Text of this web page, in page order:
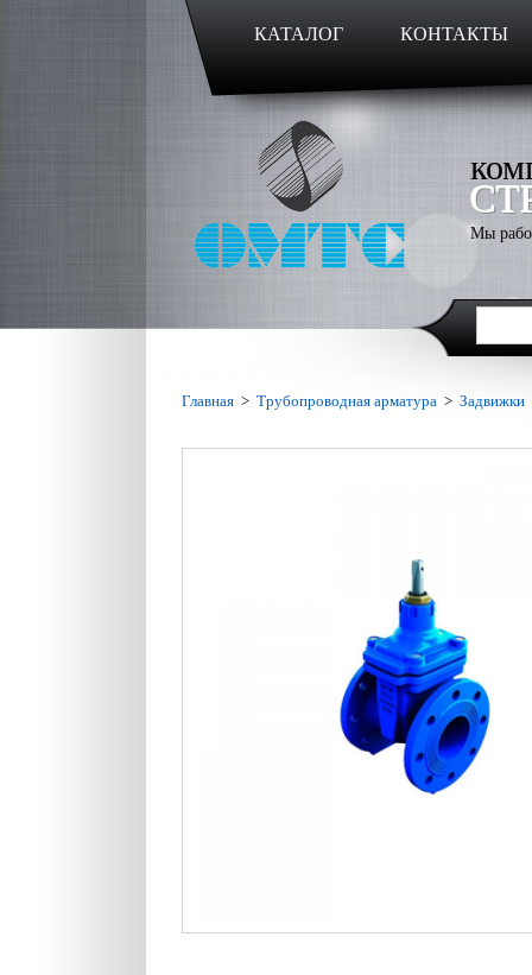
КАТАЛОГ КОНТАКТЫ
Мы
Главная > Трубопроводная арматура > Задвижки